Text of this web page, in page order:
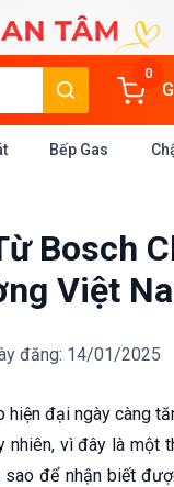
0
Bếp Gas
Bosch
Việt
đăng: 14/01/2025
đại ngày càng
vì đây là một
để nhận biết